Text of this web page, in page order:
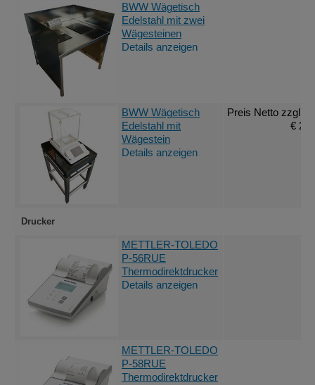
BWW Wägetisch
Edelstahl mit zwei
Wägesteinen
Details anzeigen
BWW Wägetisch
Edelstahl mit
Wägestein
Details anzeigen
Preis Netto zzgl.
€
Drucker
METTLER-TOLEDO
P-56RUE
Thermodirektdrucker
Details anzeigen
METTLER-TOLEDO
P-58RUE
Thermodirektdrucker